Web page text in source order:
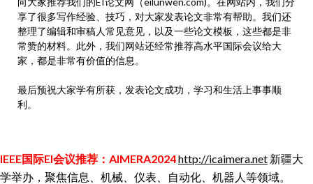
享了很多写作经验、技巧，对大家发表论文非常有帮助。我们还
整理了编辑和审稿人常见意见，以及一些论文模板，这些都是非
常赞的材料。此外，我们网站还经常推荐高水平国际会议给大
家，都是非常有价值的信息。
最后预祝大家学有所获，发表论文成功，学习和生活上事事顺
利。
IEEE国际EI会议推荐：AIMERA2024http://icaimera.net 新疆大
学举办，聚焦信息、机械、仪表、自动化、机器人等领域。